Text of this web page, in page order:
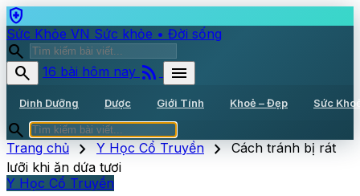
health_and_safety
Sức Khỏe VN Sức khỏe • Đời sống
search
search
16 bài hôm nay rss_feed menu
Dinh Dưỡng Dược Giới Tính Khoẻ – Đẹp Sức
search
Trang chủ chevron_right Y Học Cổ Truyền chevron_right Cách tránh bị rát
lưỡi khi ăn dứa tươi
Y Học Cổ Truyền